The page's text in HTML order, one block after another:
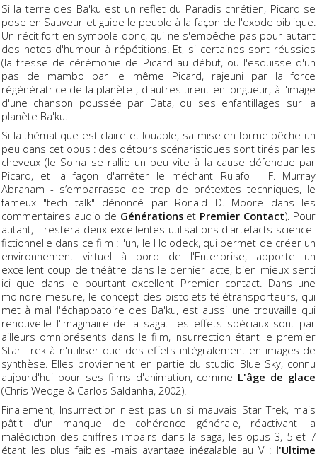
Si la terre des Ba'ku est un reflet du Paradis chrétien, Picard se
pose en Sauveur et guide le peuple à la façon de l'exode biblique.
Un récit fort en symbole donc, qui ne s'empêche pas pour autant
des notes d'humour à répétitions. Et, si certaines sont réussies
(la tresse de cérémonie de Picard au début, ou l'esquisse d'un
pas de mambo par le même Picard, rajeuni par la force
régénératrice de la planète-, d'autres tirent en longueur, à l'image
d'une chanson poussée par Data, ou ses enfantillages sur la
planète Ba'ku.
Si la thématique est claire et louable, sa mise en forme pêche un
peu dans cet opus : des détours scénaristiques sont tirés par les
cheveux (le So'na se rallie un peu vite à la cause défendue par
Picard, et la façon d'arrêter le méchant Ru'afo - F. Murray
Abraham - s’embarrasse de trop de prétextes techniques, le
fameux "tech talk" dénoncé par Ronald D. Moore dans les
commentaires audio de Générationset Premier Contact). Pour
autant, il restera deux excellentes utilisations d'artefacts science-
fictionnelle dans ce film : l'un, le Holodeck, qui permet de créer un
environnement virtuel à bord de l'Enterprise, apporte un
excellent coup de théâtre dans le dernier acte, bien mieux senti
ici que dans le pourtant excellent Premier contact. Dans une
moindre mesure, le concept des pistolets télétransporteurs, qui
met à mal l'échappatoire des Ba'ku, est aussi une trouvaille qui
renouvelle l'imaginaire de la saga. Les effets spéciaux sont par
ailleurs omniprésents dans le film, Insurrection étant le premier
Star Trek à n'utiliser que des effets intégralement en images de
synthèse. Elles proviennent en partie du studio Blue Sky, connu
aujourd'hui pour ses films d'animation, comme L'âge de glace
(Chris Wedge & Carlos Saldanha, 2002).
Finalement, Insurrection n'est pas un si mauvais Star Trek, mais
pâtit d'un manque de cohérence générale, réactivant la
malédiction des chiffres impairs dans la saga, les opus 3, 5 et 7
étant les plus faibles -mais avantage inégalable au V : l'Ultime